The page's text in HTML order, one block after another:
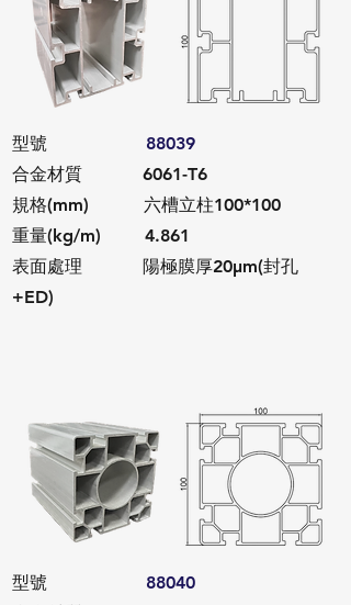
​型號
88039
合金材質 6061-T6
規格(mm) 六槽立柱100*100
重量(kg/m) 4.861
​表面處理 陽極膜厚20μm(封孔
+ED)
​型號
88040